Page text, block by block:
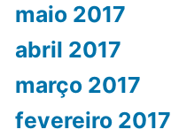
maio 2017
abril 2017
março 2017
fevereiro 2017